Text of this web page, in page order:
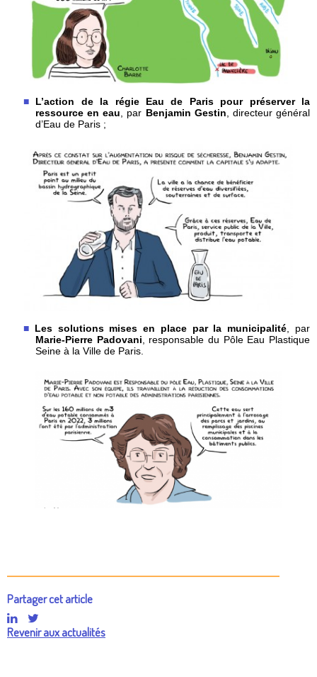
L’action de la régie Eau de Paris pour préserver la
ressource en eau, par Benjamin Gestin, directeur général
d’Eau de Paris ;
Les solutions mises en place par la municipalité , par
Marie-Pierre Padovani , responsable du Pôle Eau Plastique
Seine à la Ville de Paris.
Partager cet article
Revenir aux actualités